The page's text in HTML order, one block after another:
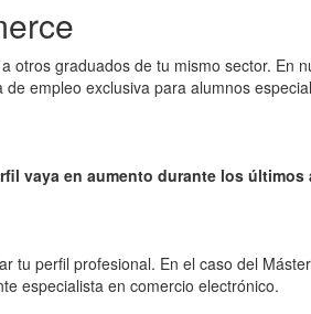
otros graduados de tu mismo sector. En
empleo exclusiva para alumnos
vaya en aumento durante los últimos
perfil profesional. En el caso del
especialista en comercio electrónico.